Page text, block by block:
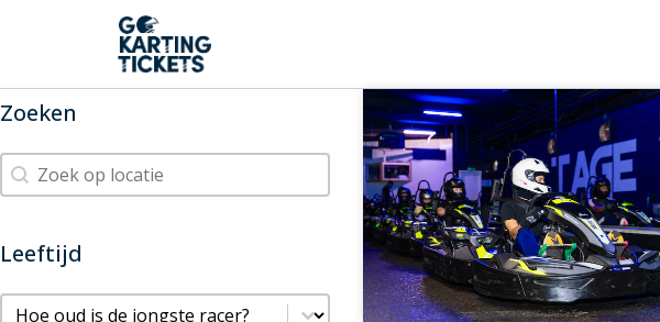
Zoeken
Zoeken
Zoeken
Leeftijd
Leeftijd
Leeftijd